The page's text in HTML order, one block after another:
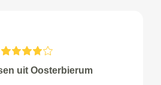
uit Oosterbierum